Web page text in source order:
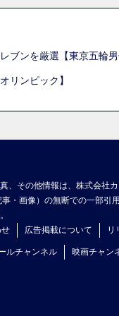
ブンを厳選【東京五輪男
ンピック】
、その他情報は、株式会社
・画像）の無断での一部引
せ 広告掲載について リ
ルチャンネル 映画チャン